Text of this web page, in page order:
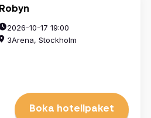
Robyn
2026-10-17 19:00
3Arena, Stockholm
Boka hotellpaket